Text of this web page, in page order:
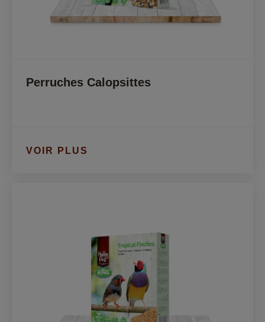
Perruches Calopsittes
VOIR PLUS